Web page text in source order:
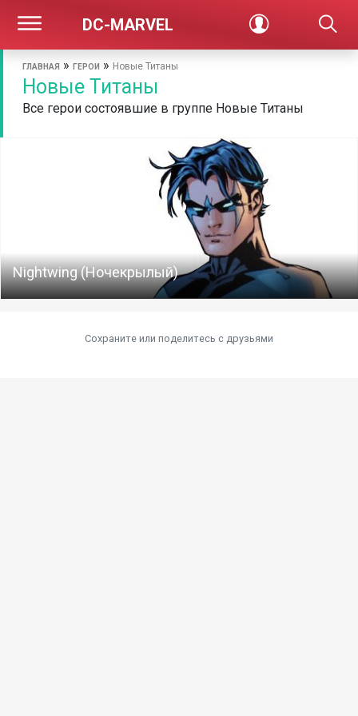
DC-MARVEL
ГЛАВНАЯ » ГЕРОИ » Новые Титаны
Новые Титаны
Все герои состоявшие в группе Новые Титаны
Nightwing (Ночекрылый)
Сохраните или поделитесь c друзьями